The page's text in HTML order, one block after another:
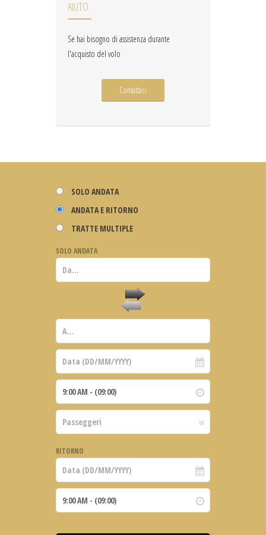
AIUTO
Se hai bisogno di assistenza durante
l'acquisto del volo
Contattaci
SOLO ANDATA
ANDATA E RITORNO
TRATTE MULTIPLE
SOLO ANDATA
RITORNO